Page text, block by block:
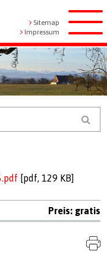
Metanavigation
Sitemap
Impressum
[pdf, 129 KB]
Preis: gratis